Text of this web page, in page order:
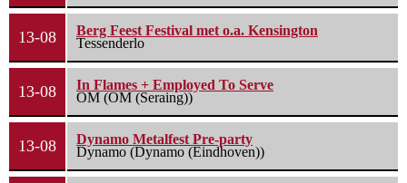
13-08
Berg Feest Festival met o.a. Kensington
Tessenderlo
13-08
In Flames + Employed To Serve
OM (OM (Seraing))
13-08
Dynamo Metalfest Pre-party
Dynamo (Dynamo (Eindhoven))